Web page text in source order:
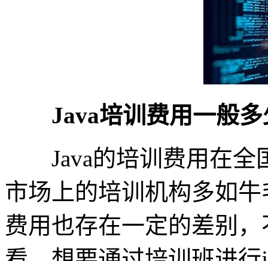
Java培训费用一般多
Java的培训费用在全
市场上的培训机构多如
费用也存在一定的差别